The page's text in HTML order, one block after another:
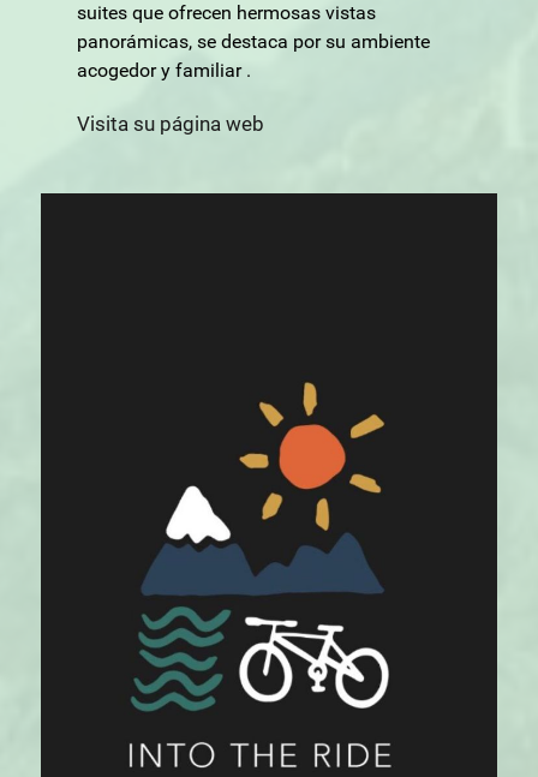
suites que ofrecen hermosas vistas
panorámicas, se destaca por su ambiente
acogedor y familiar .
Visita su página web